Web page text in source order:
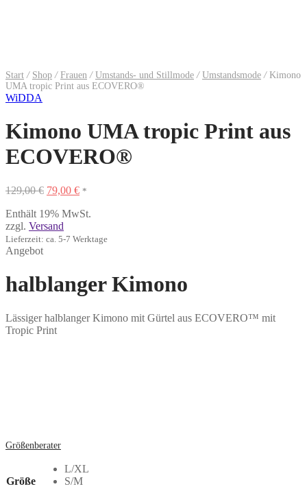
Start / Shop / Frauen / Umstands- und Stillmode / Umstandsmode /Kimono
UMA tropic Print aus ECOVERO®
WiDDA
Kimono UMA tropic Print aus
ECOVERO®
129,00€ Ursprünglicher
war:
129,00 €
79,00 €Aktueller
ist:
*
Enthält 19% MwSt.
zzgl. Versand
Lieferzeit: ca. 5-7 Werktage
Angebot
halblanger Kimono
Lässiger halblanger Kimono mit Gürtel aus ECOVERO™ mit
Tropic Print
Größenberater
Größe
L/XL
S/M